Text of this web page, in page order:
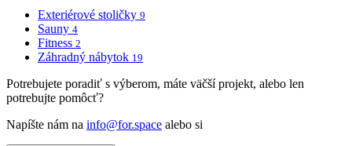
Exteriérové stoličky 9
Sauny 4
Fitness 2
Záhradný nábytok 19
Potrebujete poradiť s výberom, máte väčší projekt, alebo len
potrebujte pomôcť?
Napíšte nám na info@for.space alebo si